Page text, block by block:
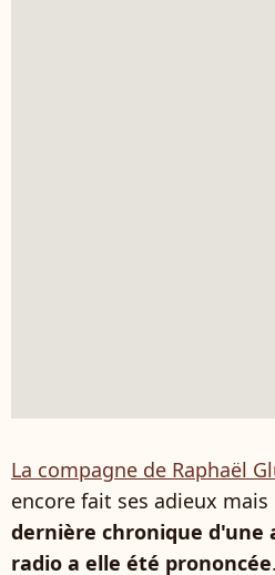
La compagne de Raphaël
encore fait ses adieux
dernière chronique d'une
radio a elle été prononcée